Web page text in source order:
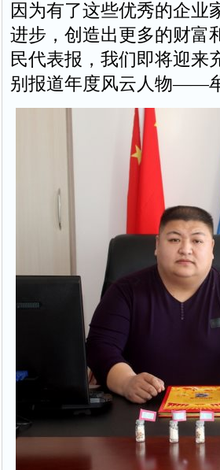
因为有了这些优秀的企业
进步，创造出更多的财富
民代表报，我们即将迎来
别报道年度风云人物——